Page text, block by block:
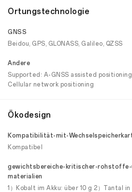
Ortungstechnologie
GNSS
Beidou, GPS, GLONASS, Galileo, QZSS
Andere
Supported: A-GNSS assisted
Cellular network positioning
Ökodesign
Kompatibilität-mit-
Kompatibel
gewichtsbereiche-kritischer-rohstoffe-
materialien
1）Kobalt im Akku: über 10 g 2）Tantal